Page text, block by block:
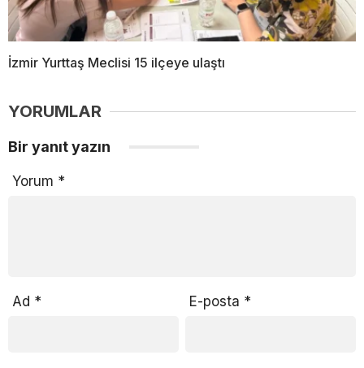
İzmir Yurttaş Meclisi 15 ilçeye ulaştı
YORUMLAR
Bir yanıt yazın
Yorum *
Ad * E-posta *